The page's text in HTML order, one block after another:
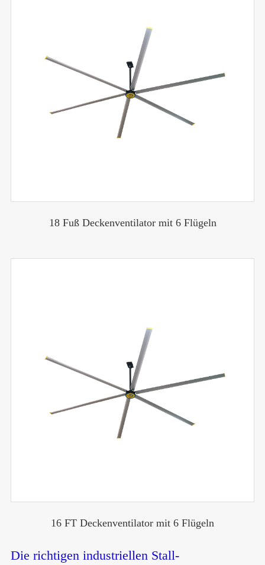
18 Fuß Deckenventilator mit 6 Flügeln
16 FT Deckenventilator mit 6 Flügeln
Die richtigen industriellen Stall-